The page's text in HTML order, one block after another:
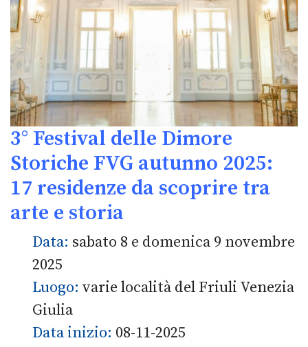
3° Festival delle Dimore
Storiche FVG autunno 2025:
17 residenze da scoprire tra
arte e storia
Data: sabato 8 e domenica 9 novembre
2025
Luogo: varie località del Friuli Venezia
Giulia
Data inizio: 08-11-2025